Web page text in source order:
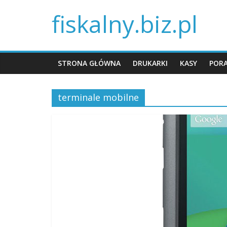
fiskalny.biz.pl
STRONA GŁÓWNA DRUKARKI KASY
terminale mobilne